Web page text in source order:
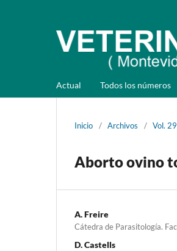
Actual Todos los números
Inicio / Archivos / Vol.
Aborto ovino
A. Freire
Cátedra de Parasitología.
D. Castells